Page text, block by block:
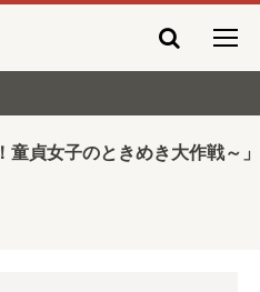
童貞女子のときめき大作戦～」